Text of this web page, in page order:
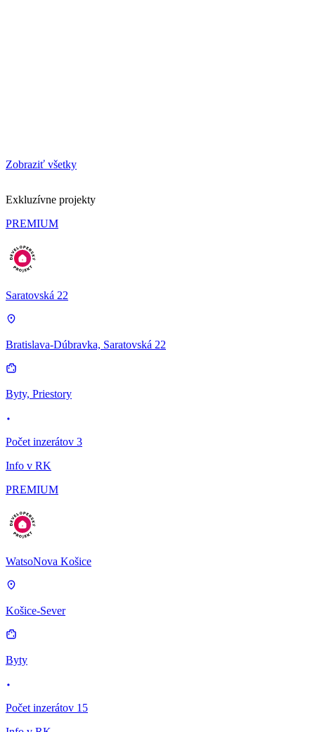
Zobraziť všetky
Exkluzívne projekty
PREMIUM
Saratovská 22
Bratislava-Dúbravka, Saratovská 22
Byty, Priestory
Počet inzerátov 3
Info v RK
PREMIUM
WatsoNova Košice
Košice-Sever
Byty
Počet inzerátov 15